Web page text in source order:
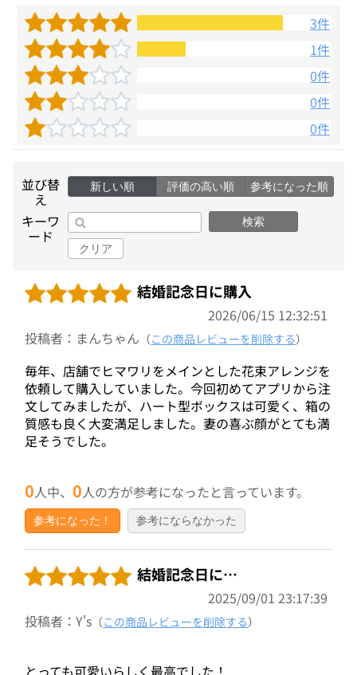
3件
1件
0件
0件
0件
並び替
え
新しい順 評価の高い順 参考になった順
キーワ
ード
検索
クリア
結婚記念日に購入
2026/06/15 12:32:51
投稿者：まんちゃん （この商品レビューを削除する）
毎年、店舗でヒマワリをメインとした花束アレンジを
依頼して購入していました。今回初めてアプリから注
文してみましたが、ハート型ボックスは可愛く、箱の
質感も良く大変満足しました。妻の喜ぶ顔がとても満
足そうでした。
0人中、0人の方が参考になったと言っています。
参考になった！ 参考にならなかった
結婚記念日に…
2025/09/01 23:17:39
投稿者：Y's （この商品レビューを削除する）
とっても可愛いらしく最高でした！